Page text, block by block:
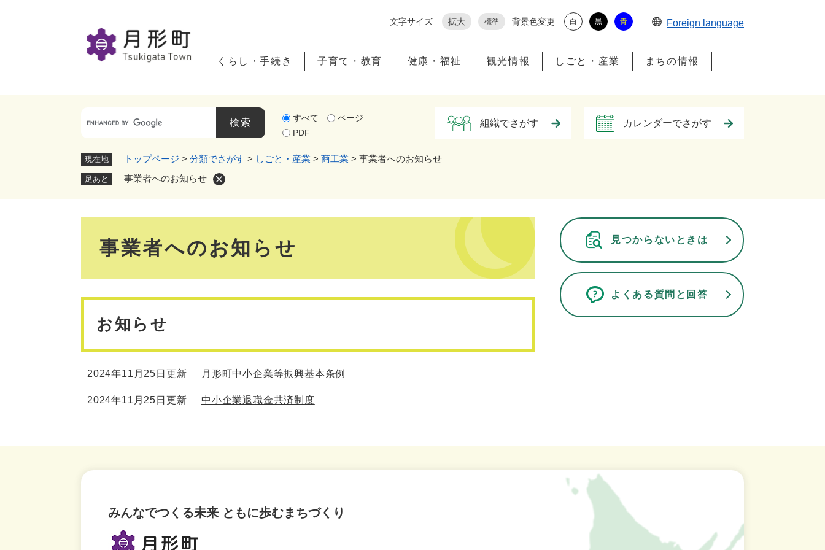
文字サイズ
拡大 標準 背景色変更 白 黒 青 Foreign language
くらし・手続き 子育て・教育 健康・福祉 観光情報 しごと・産業 まちの情報
すべて
ページ
PDF
組織でさがす カレンダーでさがす
現在地 トップページ > 分類でさがす > しごと・産業 > 商工業 > 事業者へのお知らせ
足あと 事業者へのお知らせ
事業者へのお知らせ
お知らせ
2024年11月25日更新 月形町中小企業等振興基本条例
2024年11月25日更新 中小企業退職金共済制度
見つからないときは
よくある質問と回答
みんなでつくる未来 ともに歩むまちづくり